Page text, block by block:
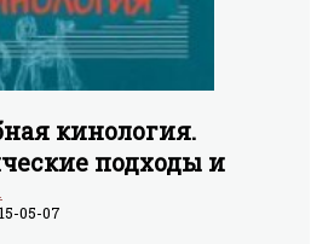
кинология.
подходы и
реализация (с
05-07